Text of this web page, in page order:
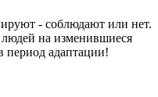
- соблюдают или нет.
на изменившиеся
период адаптации!